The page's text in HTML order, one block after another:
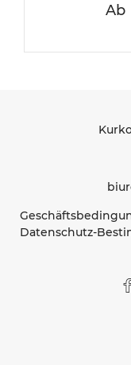
Ab
Datenschutz-